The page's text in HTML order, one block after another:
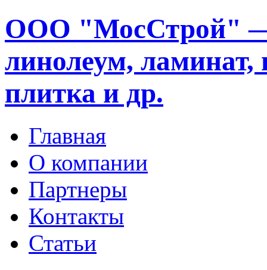
ООО "МосСтрой" —
линолеум, ламинат,
плитка и др.
Главная
О компании
Партнеры
Контакты
Статьи